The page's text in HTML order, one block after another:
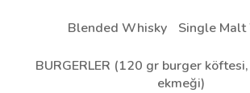
Blended Whisky Single
BURGERLER (120 gr burger
ekmeği)